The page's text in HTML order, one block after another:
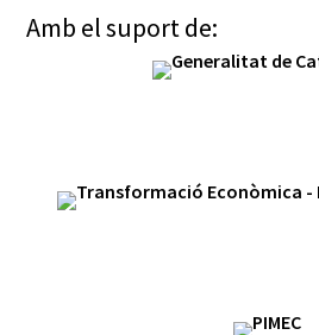
Amb el suport de: